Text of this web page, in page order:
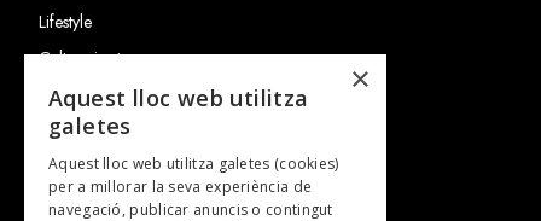
Lifestyle
Cultura i art
Entrevistes
Gastronomia
TV
Plans per fer
×
Aquest lloc web utilitza
galetes
Aquest lloc web utilitza galetes (cookies)
per a millorar la seva experiència de
navegació, publicar anuncis o contingut